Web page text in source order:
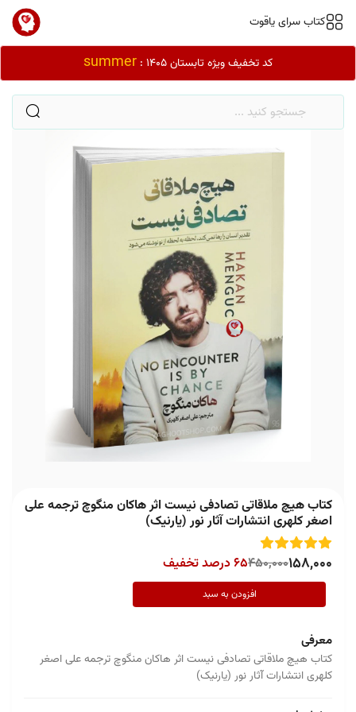
کتاب سرای یاقوت
کد تخفیف ویژه تابستان 1405 : summer
کتاب هیچ ملاقاتی تصادفی نیست اثر هاکان منگوچ ترجمه علی
اصغر کلهری انتشارات آثار نور (یارنیک)
158,000
450,00065 درصد تخفیف
افزودن به سبد
معرفی
کتاب هیچ ملاقاتی تصادفی نیست اثر هاکان منگوچ ترجمه علی اصغر
کلهری انتشارات آثار نور (یارنیک)